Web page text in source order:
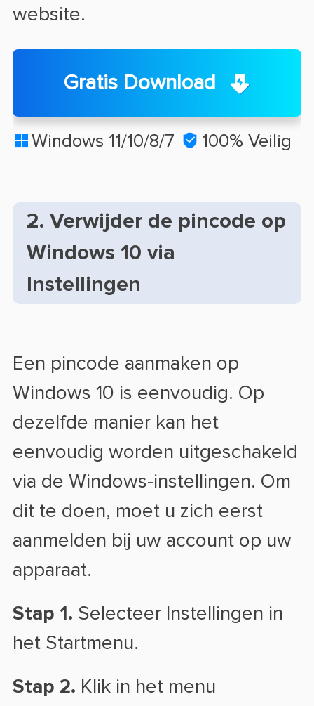
website.
Gratis Download
 Windows 11/10/8/7  100% Veilig
2. Verwijder de pincode op
Windows 10 via
Instellingen
Een pincode aanmaken op
Windows 10 is eenvoudig. Op
dezelfde manier kan het
eenvoudig worden uitgeschakeld
via de Windows-instellingen. Om
dit te doen, moet u zich eerst
aanmelden bij uw account op uw
apparaat.
Stap 1. Selecteer Instellingen in
het Startmenu.
Stap 2. Klik in het menu